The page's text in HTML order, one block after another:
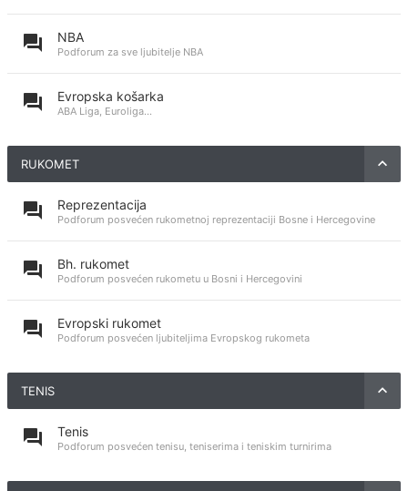
NBA
Podforum za sve ljubitelje NBA
Evropska košarka
ABA Liga, Euroliga...
RUKOMET
Reprezentacija
Podforum posvećen rukometnoj reprezentaciji Bosne i Hercegovine
Bh. rukomet
Podforum posvećen rukometu u Bosni i Hercegovini
Evropski rukomet
Podforum posvećen ljubiteljima Evropskog rukometa
TENIS
Tenis
Podforum posvećen tenisu, teniserima i teniskim turnirima